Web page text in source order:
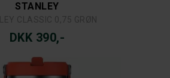
STANLEY
DKK 390,-